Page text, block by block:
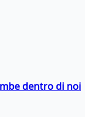
dentro di noi